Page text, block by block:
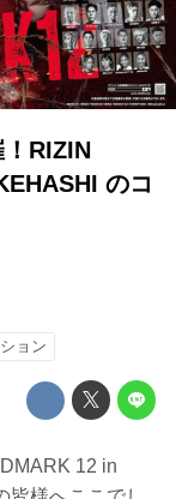
RIZIN
のコ
ョン
12 in